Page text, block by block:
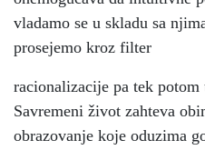
vladamo se u skladu sa
prosejemo kroz filter
racionalizacije pa tek
Savremeni život zahteva
obrazovanje koje oduzima